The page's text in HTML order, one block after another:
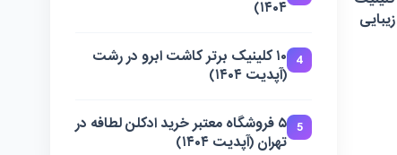
زیبایی
۱۴۰۴)
4
۱۰ کلینیک برتر کاشت ابرو در رشت
(آپدیت ۱۴۰۴)
5
۵ فروشگاه معتبر خرید ادکلن لطافه در
تهران (آپدیت ۱۴۰۴)